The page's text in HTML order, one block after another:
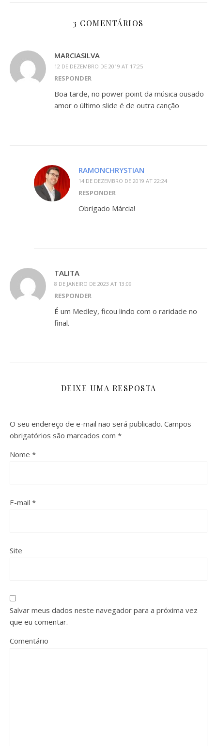
3 COMENTÁRIOS
MARCIASILVA
12 DE DEZEMBRO DE 2019 AT 17:25
RESPONDER
Boa tarde, no power point da música ousado
amor o último slide é de outra canção
RAMONCHRYSTIAN
14 DE DEZEMBRO DE 2019 AT 22:24
RESPONDER
Obrigado Márcia!
TALITA
8 DE JANEIRO DE 2023 AT 13:09
RESPONDER
É um Medley, ficou lindo com o raridade no
final.
DEIXE UMA RESPOSTA
O seu endereço de e-mail não será publicado. Campos
obrigatórios são marcados com *
Nome *
E-mail *
Site
Salvar meus dados neste navegador para a próxima vez
que eu comentar.
Comentário